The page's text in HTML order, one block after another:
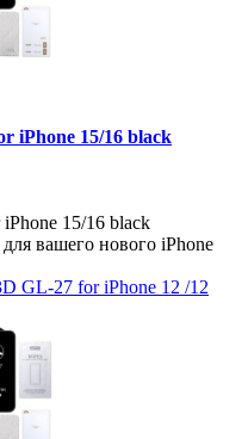
iPhone 15/16 black
15/16 black
вашего нового iPhone